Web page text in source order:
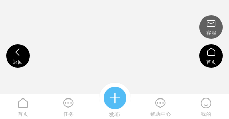

返回

客服

首页

首页

任务

发布

帮助中心

我的